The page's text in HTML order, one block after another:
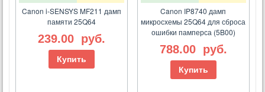
Canon i-SENSYS MF211 дамп
памяти 25Q64
239.00 руб.
Купить
Canon IP8740 дамп
микросхемы 25Q64 для сброса
ошибки памперса (5B00)
788.00 руб.
Купить